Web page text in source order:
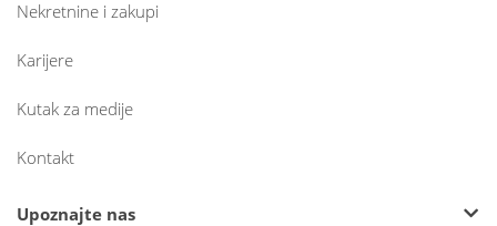
Nekretnine i zakupi
Karijere
Kutak za medije
Kontakt
Upoznajte nas